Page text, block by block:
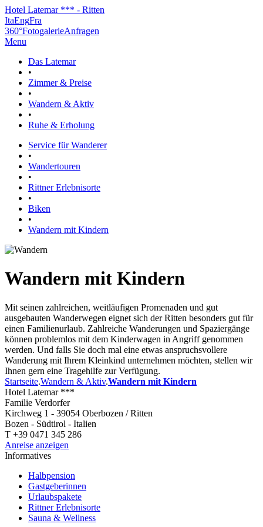
Hotel Latemar *** - Ritten
ItaEngFra
360°FotogalerieAnfragen
Menu
Das Latemar
•
Zimmer & Preise
•
Wandern & Aktiv
•
Ruhe & Erholung
Service für Wanderer
•
Wandertouren
•
Rittner Erlebnisorte
•
Biken
•
Wandern mit Kindern
Wandern mit Kindern
Mit seinen zahlreichen, weitläufigen Promenaden und gut
ausgebauten Wanderwegen eignet sich der Ritten besonders gut für
einen Familienurlaub. Zahlreiche Wanderungen und Spaziergänge
können problemlos mit dem Kinderwagen in Angriff genommen
werden. Und falls Sie doch mal eine etwas anspruchsvollere
Wanderung mit Ihrem Kleinkind unternehmen möchten, stellen wir
Ihnen gern eine Tragehilfe zur Verfügung.
Startseite.Wandern & Aktiv.Wandern mit Kindern
Hotel Latemar ***
Familie Verdorfer
Kirchweg 1 - 39054 Oberbozen / Ritten
Bozen - Südtirol - Italien
T +39 0471 345 286
Anreise anzeigen
Informatives
Halbpension
Gastgeberinnen
Urlaubspakete
Rittner Erlebnisorte
Sauna & Wellness